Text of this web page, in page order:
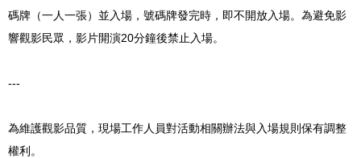
碼牌（一人一張）並入場，號碼牌發完時，即不開放入場。為避免影
響觀影民眾，影片開演20分鐘後禁止入場。
---
為維護觀影品質，現場工作人員對活動相關辦法與入場規則保有調整
權利。